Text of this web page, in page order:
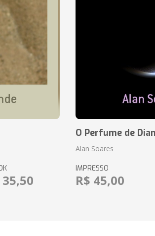
35,50
O Perfume de
Alan Soares
IMPRESSO
R$ 45,00